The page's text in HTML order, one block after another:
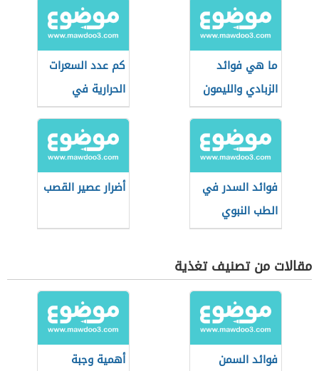
ما هي فوائد
الزبادي والليمون
كم عدد السعرات
الحرارية في
البطيخ
فوائد السدر في
الطب النبوي
أضرار عصير القصب
مقالات من تصنيف تغذية
فوائد السمن
أهمية وجبة